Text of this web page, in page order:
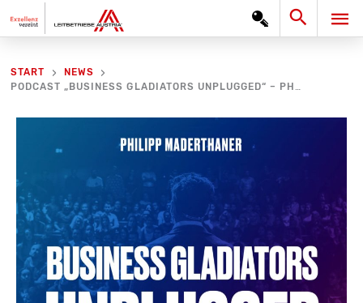
Inhalt
Search
START
NEWS
PODCAST „BUSINESS GLADIATORS UNPLUGGED“ – PHILIPP MADERTHANER